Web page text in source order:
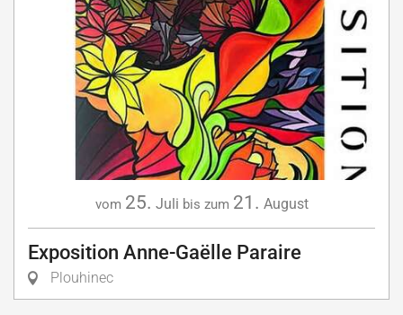
vom 25. Juli bis zum 21. August
Exposition Anne-Gaëlle Paraire
Plouhinec